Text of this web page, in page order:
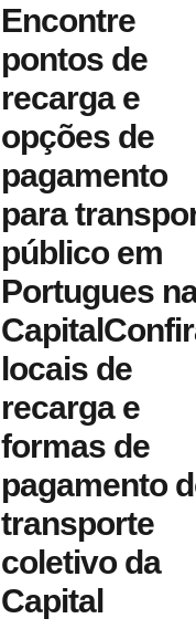
Encontre
pontos de
recarga e
opções de
pagamento
para
público em
Portugues
locais de
recarga e
formas de
pagamento
transporte
coletivo da
Capital